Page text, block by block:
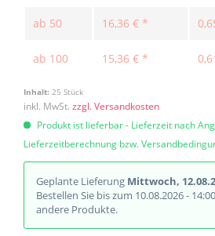
ab 50 16,36 € *
ab 100 15,36 € *
Inhalt: 25 Stück
inkl. MwSt. zzgl. Versandkosten
Produkt ist lieferbar - Lieferzeit nach
Lieferzeitberechnung bzw.
Geplante Lieferung Mittwoch,
Bestellen Sie bis zum 10.08.2026 -
andere Produkte.